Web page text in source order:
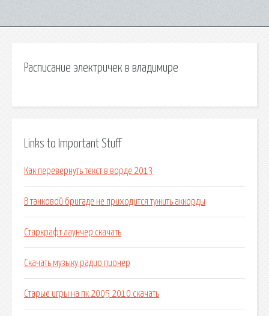
Расписание электричек в владимире
Links to Important Stuff
Как перевернуть текст в ворде 2013
В танковой бригаде не приходится тужить аккорды
Старкрафт лаунчер скачать
Скачать музыку радио пионер
Старые игры на пк 2005 2010 скачать